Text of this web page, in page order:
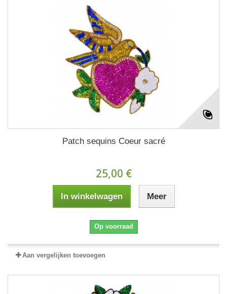
Patch sequins Coeur sacré
25,00 €
In winkelwagen Meer
Op voorraad
Aan vergelijken toevoegen